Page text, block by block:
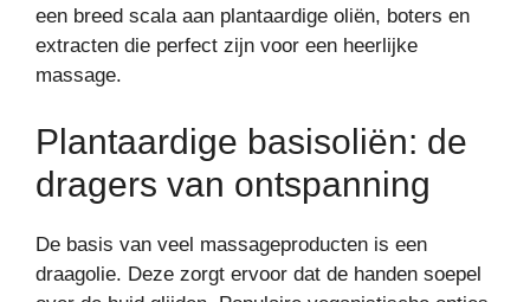
een breed scala aan plantaardige oliën, boters en
extracten die perfect zijn voor een heerlijke
massage.
Plantaardige basisoliën: de
dragers van ontspanning
De basis van veel massageproducten is een
draagolie. Deze zorgt ervoor dat de handen soepel